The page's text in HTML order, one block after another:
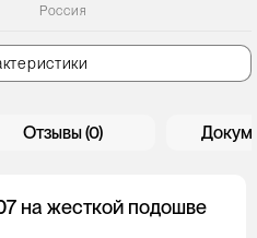
Россия
Отзывы (0)
на жесткой подошве